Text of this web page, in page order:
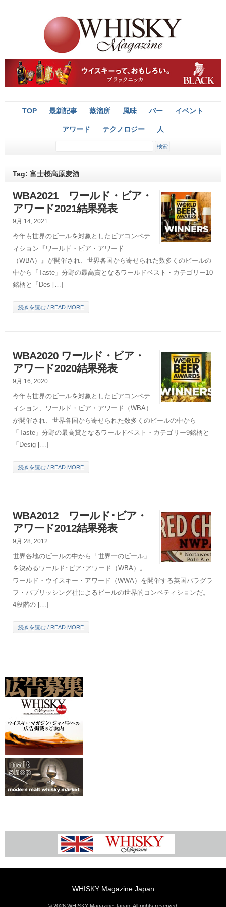
TOP 最新記事 蒸溜所 風味 バー イベント
アワード テクノロジー 人
Tag: 富士桜高原麦酒
WBA2021 ワールド・ビア・
アワード2021結果発表
9月 14, 2021
今年も世界のビールを対象としたビアコンペテ
ィション『ワールド・ビア・アワード
（WBA）』が開催され、世界各国から寄せられた数多くのビールの
中から「Taste」分野の最高賞となるワールドベスト・カテゴリー10
銘柄と「Des […]
続きを読む / READ MORE
WBA2020 ワールド・ビア・
アワード2020結果発表
9月 16, 2020
今年も世界のビールを対象としたビアコンペテ
ィション、ワールド・ビア・アワード（WBA）
が開催され、世界各国から寄せられた数多くのビールの中から
「Taste」分野の最高賞となるワールドベスト・カテゴリー9銘柄と
「Desig […]
続きを読む / READ MORE
WBA2012 ワールド･ビア・
アワード2012結果発表
9月 28, 2012
世界各地のビールの中から「世界一のビール」
を決めるワールド･ビア･アワード（WBA）。
ワールド・ウイスキー・アワード（WWA）を開催する英国パラグラ
フ・パブリッシング社によるビールの世界的コンペティションだ。
4段階の […]
続きを読む / READ MORE
WHISKY Magazine Japan